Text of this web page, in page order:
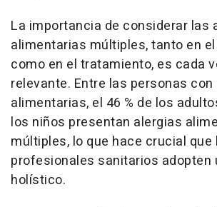
La importancia de considerar las
alimentarias múltiples, tanto en
como en el tratamiento, es cada
relevante. Entre las personas
alimentarias, el 46 % de los
los niños presentan alergias
múltiples, lo que hace crucial que
profesionales sanitarios adopten
holístico.